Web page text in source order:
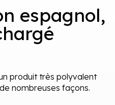
espagnol,
produit très polyvalent
nombreuses façons.